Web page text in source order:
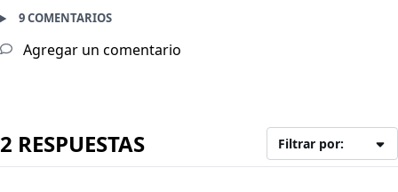
9 COMENTARIOS
Agregar un comentario
2 RESPUESTAS Filtrar por: